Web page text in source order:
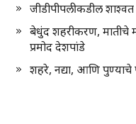
जीडीपीपलीकडील
बेधुंद शहरीकरण,
प्रमोद देशपांडे
शहरे, नद्या, आणि